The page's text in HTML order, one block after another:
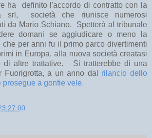
ha
definito l'accordo di contratto con la
srl, società che riunisce numerosi
da Mario Schiano. Spetterà al tribunale
domani se aggiudicare o meno la
per anni fu il primo parco divertimenti
in Europa, alla nuova società creatasi
di altre trattative. Si tratterebbe di una
Fuorigrotta, a un anno dal rilancio dello
prosegue a gonfie vele.